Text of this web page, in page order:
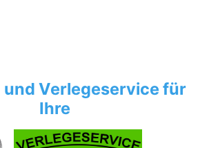
Verlegeservice für
Ihre